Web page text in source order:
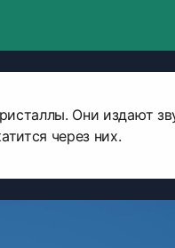
Они издают
через них.